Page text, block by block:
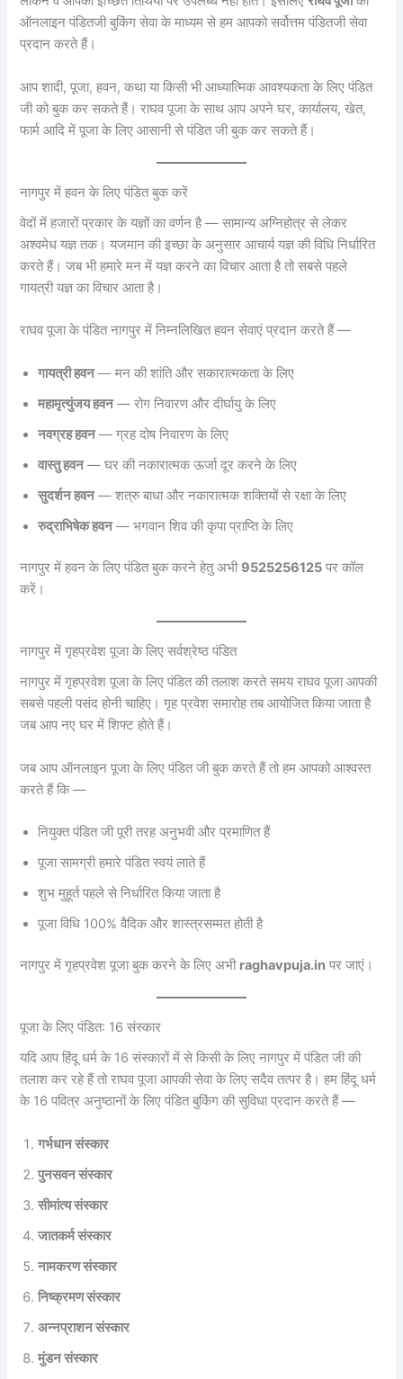
ऑनलाइन पंडितजी बुकिंग सेवा के माध्यम से हम आपको सर्वोत्तम पंडितजी सेवा
प्रदान करते हैं।
आप शादी, पूजा, हवन, कथा या किसी भी आध्यात्मिक आवश्यकता के लिए पंडित
जी को बुक कर सकते हैं। राघव पूजा के साथ आप अपने घर, कार्यालय, खेत,
फार्म आदि में पूजा के लिए आसानी से पंडित जी बुक कर सकते हैं।
नागपुर में हवन के लिए पंडित बुक करें
वेदों में हजारों प्रकार के यज्ञों का वर्णन है — सामान्य अग्निहोत्र से लेकर
अश्वमेध यज्ञ तक। यजमान की इच्छा के अनुसार आचार्य यज्ञ की विधि निर्धारित
करते हैं। जब भी हमारे मन में यज्ञ करने का विचार आता है तो सबसे पहले
गायत्री यज्ञ का विचार आता है।
राघव पूजा के पंडित नागपुर में निम्नलिखित हवन सेवाएं प्रदान करते हैं —
गायत्री हवन— मन की शांति और सकारात्मकता के लिए
महामृत्युंजय हवन— रोग निवारण और दीर्घायु के लिए
नवग्रह हवन— ग्रह दोष निवारण के लिए
वास्तु हवन— घर की नकारात्मक ऊर्जा दूर करने के लिए
सुदर्शन हवन— शत्रु बाधा और नकारात्मक शक्तियों से रक्षा के लिए
रुद्राभिषेक हवन— भगवान शिव की कृपा प्राप्ति के लिए
नागपुर में हवन के लिए पंडित बुक करने हेतु अभी 9525256125 पर कॉल
करें।
नागपुर में गृहप्रवेश पूजा के लिए सर्वश्रेष्ठ पंडित
नागपुर में गृहप्रवेश पूजा के लिए पंडित की तलाश करते समय राघव पूजा आपकी
सबसे पहली पसंद होनी चाहिए। गृह प्रवेश समारोह तब आयोजित किया जाता है
जब आप नए घर में शिफ्ट होते हैं।
जब आप ऑनलाइन पूजा के लिए पंडित जी बुक करते हैं तो हम आपको आश्वस्त
करते हैं कि —
नियुक्त पंडित जी पूरी तरह अनुभवी और प्रमाणित हैं
पूजा सामग्री हमारे पंडित स्वयं लाते हैं
शुभ मुहूर्त पहले से निर्धारित किया जाता है
पूजा विधि 100% वैदिक और शास्त्रसम्मत होती है
नागपुर में गृहप्रवेश पूजा बुक करने के लिए अभी raghavpuja.in पर जाएं।
पूजा के लिए पंडित: 16 संस्कार
यदि आप हिंदू धर्म के 16 संस्कारों में से किसी के लिए नागपुर में पंडित जी की
तलाश कर रहे हैं तो राघव पूजा आपकी सेवा के लिए सदैव तत्पर है। हम हिंदू धर्म
के 16 पवित्र अनुष्ठानों के लिए पंडित बुकिंग की सुविधा प्रदान करते हैं —
गर्भधान संस्कार
पुनसवन संस्कार
सीमांत्य संस्कार
जातकर्म संस्कार
नामकरण संस्कार
निष्क्रमण संस्कार
अन्नप्राशन संस्कार
मुंडन संस्कार